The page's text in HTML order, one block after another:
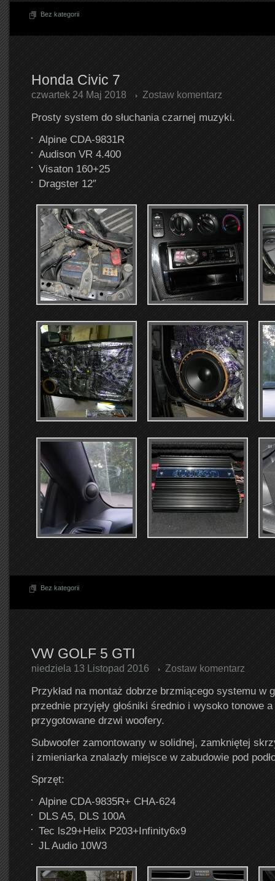
Bez kategorii
Honda Civic 7
czwartek 24 Maj 2018 Zostaw komentarz
Prosty system do słuchania czarnej muzyki.
Alpine CDA-9831R
Audison VR 4.400
Visaton 160+25
Dragster 12″
Bez kategorii
VW GOLF 5 GTI
niedziela 13 Listopad 2016 Zostaw komentarz
Przykład na montaż dobrze brzmiącego systemu w
przednie przyjęły głośniki średnio i wysoko tonowe
przygotowane drzwi woofery.
Subwoofer zamontowany w solidnej, zamkniętej
i zmieniarka znalazły miejsce w zabudowie pod
Sprzęt:
Alpine CDA-9835R+ CHA-624
DLS A5, DLS 100A
Tec ls29+Helix P203+Infinity6x9
JL Audio 10W3